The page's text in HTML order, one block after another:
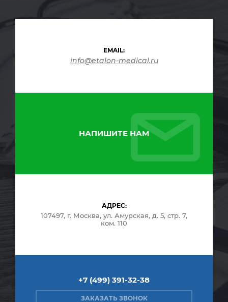
EMAIL:
info@etalon-medical.ru
НАПИШИТЕ НАМ
АДРЕС:
107497, г. Москва, ул. Амурская, д. 5, стр. 7,
ком. 110
+7 (499) 391-32-38
ЗАКАЗАТЬ ЗВОНОК